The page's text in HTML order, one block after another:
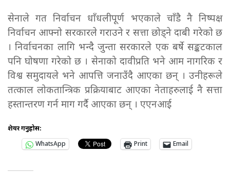
सेनाले गत निर्वाचन धाँधलीपूर्ण भएकाले चाँडै नै निष्पक्ष
निर्वाचन आफ्नो सरकारले गराउने र सत्ता छोड्ने दाबी गरेको छ
। निर्वाचनका लागि भन्दै जुन्ता सरकारले एक बर्षे सङ्कटकाल
पनि घोषणा गरेको छ । सेनाको दावीप्रति भने आम नागरिक र
विश्व समुदायले भने आपत्ति जनाउँदै आएका छन् । उनीहरूले
तत्काल लोकतान्त्रिक प्रक्रियाबाट आएका नेताहरुलाई नै सत्ता
हस्तान्तरण गर्न माग गर्दै आएका छन् । एएनआई
शेयर गर्नुहोस:
WhatsApp
Print Email